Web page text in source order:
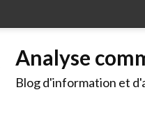
Analyse
Blog d'information et